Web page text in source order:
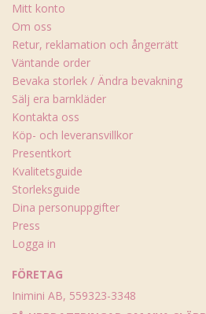
Mitt konto
Om oss
Retur, reklamation och ångerrätt
Väntande order
Bevaka storlek / Ändra bevakning
Sälj era barnkläder
Kontakta oss
Köp- och leveransvillkor
Presentkort
Kvalitetsguide
Storleksguide
Dina personuppgifter
Press
Logga in
FÖRETAG
Inimini AB, 559323-3348